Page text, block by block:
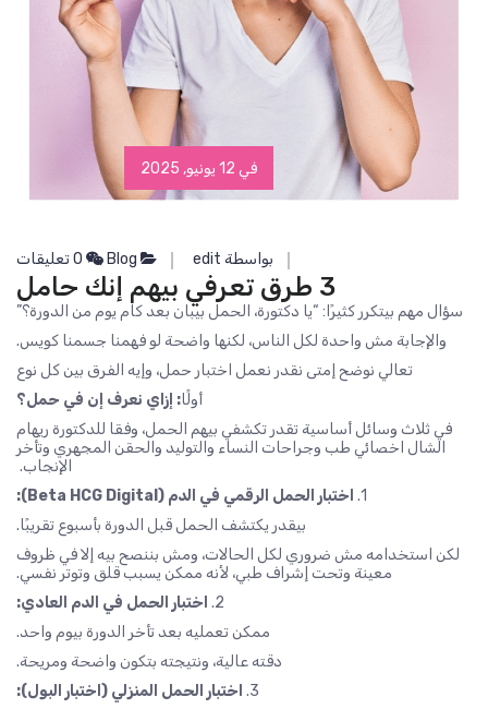
في 12 يونيو, 2025
بواسطة edit Blog
3 طرق تعرفي بيهم إنك حامل
سؤال مهم بيتكرر كثيرًا: “يا دكتورة، الحمل بيبان بعد كام يوم من الدورة؟”
والإجابة مش واحدة لكل الناس، لكنها واضحة لو فهمنا جسمنا كويس.
تعالي نوضح إمتى نقدر نعمل اختبار حمل، وإيه الفرق بين كل نوع
أولًا: إزاي نعرف إن في حمل؟
في ثلاث وسائل أساسية تقدر تكشفي بيهم الحمل، وفقا للدكتورة ريهام
الشال اخصائي طب وجراحات النساء والتوليد والحقن المجهري وتأخر
الإنجاب.
1.
اختبار الحمل الرقمي في الدم (Beta HCG Digital):
بيقدر يكتشف الحمل قبل الدورة بأسبوع تقريبًا.
لكن استخدامه مش ضروري لكل الحالات، ومش بننصح بيه إلا في ظروف
معينة وتحت إشراف طبي، لأنه ممكن يسبب قلق وتوتر نفسي.
2.
اختبار الحمل في الدم العادي:
ممكن تعمليه بعد تأخر الدورة بيوم واحد.
دقته عالية، ونتيجته بتكون واضحة ومريحة.
3.
اختبار الحمل المنزلي (اختبار البول):